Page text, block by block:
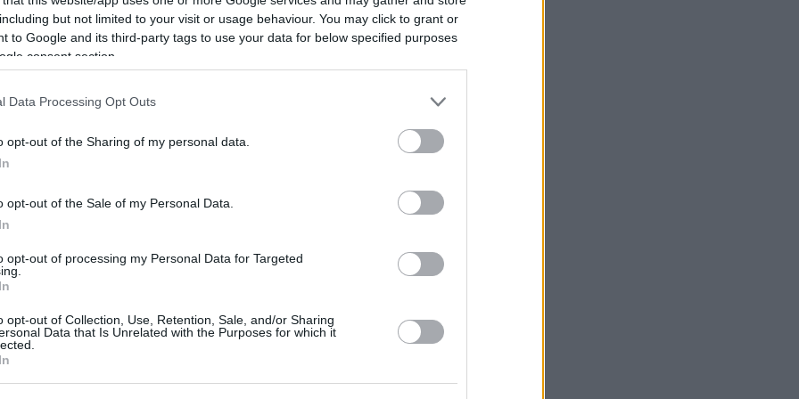
but not limited to your visit or usage behaviour. You may click to grant or
to Google and its third-party tags to use your data for below specified purposes
consent section.
Data Processing Opt Outs
opt-out of the Sharing of my personal data.
opt-out of the Sale of my Personal Data.
opt-out of processing my Personal Data for Targeted
opt-out of Collection, Use, Retention, Sale, and/or Sharing
Data that Is Unrelated with the Purposes for which it
χωρίς γλουτένη
που ετοιμάζετε χωρίς φύλλο ζύμης, αλλά με
Μύλων Αγίου Γεωργίου. Σερβίρετε με παγωτό
σπιτικό ψωμί χωρίς γλουτένη
όλες τις Χρήσεις Χωρίς Γλουτένη των Μύλων Αγίου
φτιάξετε ένα αφράτο ψωμάκι για να συνοδεύσετε το